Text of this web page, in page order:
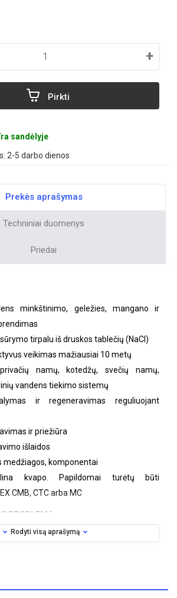
+
Pirkti
sandėlyje
2-5 darbo dienos
Prekės aprašymas
Techniniai duomenys
Priedai
minkštinimo, geležies, mangano ir
tirpalu iš druskos tablečių (NaCl)
veikimas mažiausiai 10 metų
namų, kotedžų, svečių namų,
vandens tiekimo sistemų
ir regeneravimas reguliuojant
ir priežiūra
išlaidos
medžiagos, komponentai
kvapo. Papildomai turėtų būti
CMB, CTC arba MC
PROBLEMA
yra natūralių vandens savybių, susijusių su
koncentracija, visuma. Nors kietas
reikia daugiau skalbimo priemonių.
Rodyti visą aprašymą